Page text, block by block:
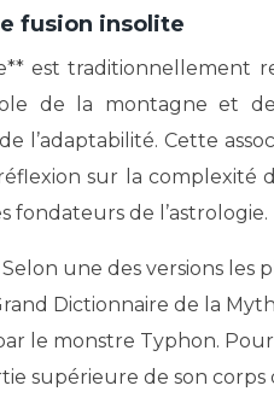
fusion insolite
est traditionnellement
de la montagne et
l’adaptabilité. Cette
sur la complexité
fondateurs de l’astrologie.
Selon une des versions les
Dictionnaire de la
le monstre Typhon.
supérieure de son